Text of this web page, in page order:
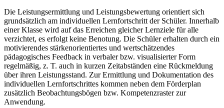
Die Leistungsermittlung und Leistungsbewertung orientiert sich
grundsätzlich am individuellen Lernfortschritt der Schüler. Innerhalb
einer Klasse wird auf das Erreichen gleicher Lernziele für alle
verzichtet, es erfolgt keine Benotung. Die Schüler erhalten durch ein
motivierendes stärkenorientiertes und wertschätzendes
pädagogisches Feedback in verbaler bzw. visualisierter Form
regelmäßig, z. T. auch in kurzen Zeitabständen eine Rückmeldung
über ihren Leistungsstand. Zur Ermittlung und Dokumentation des
individuellen Lernfortschrittes kommen neben dem Förderplan
zusätzlich Beobachtungsbögen bzw. Kompetenzraster zur
Anwendung.